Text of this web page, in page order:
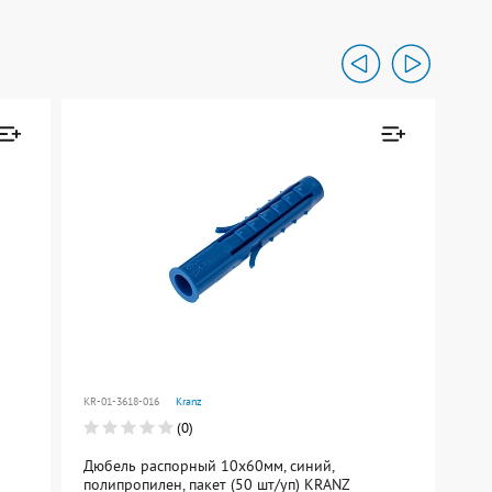
Товар добавлен к
сравнению
KR-01-3618-016 Kranz
(0)
Дюбель распорный 10х60мм, синий,
полипропилен, пакет (50 шт/уп) KRANZ